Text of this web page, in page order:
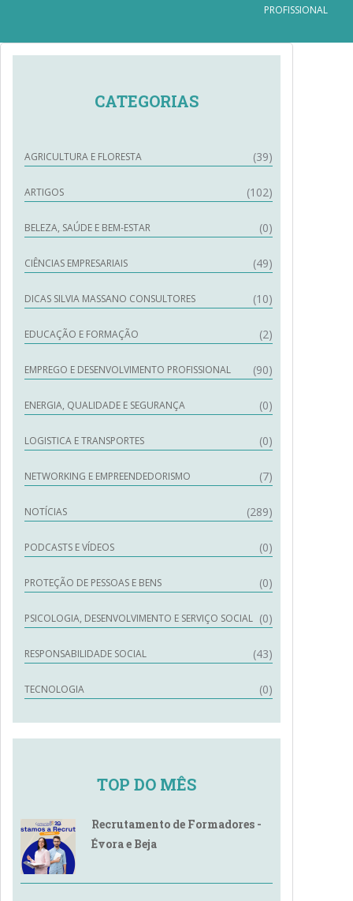
PROFISSIONAL
CATEGORIAS
AGRICULTURA E FLORESTA (39)
ARTIGOS (102)
BELEZA, SAÚDE E BEM-ESTAR (0)
CIÊNCIAS EMPRESARIAIS (49)
DICAS SILVIA MASSANO CONSULTORES (10)
EDUCAÇÃO E FORMAÇÃO (2)
EMPREGO E DESENVOLVIMENTO PROFISSIONAL (90)
ENERGIA, QUALIDADE E SEGURANÇA (0)
LOGISTICA E TRANSPORTES (0)
NETWORKING E EMPREENDEDORISMO (7)
NOTÍCIAS (289)
PODCASTS E VÍDEOS (0)
PROTEÇÃO DE PESSOAS E BENS (0)
PSICOLOGIA, DESENVOLVIMENTO E SERVIÇO SOCIAL (0)
RESPONSABILIDADE SOCIAL (43)
TECNOLOGIA (0)
TOP DO MÊS
Recrutamento de Formadores -
Évora e Beja